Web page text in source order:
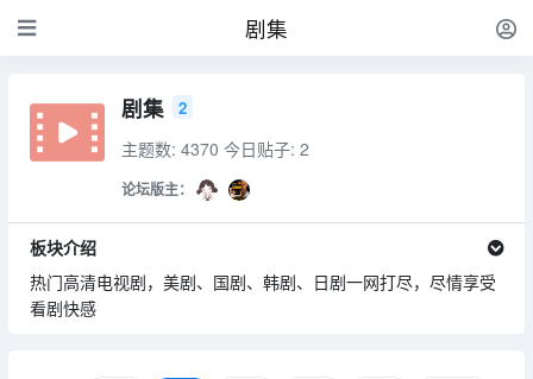
剧集
剧集 2
主题数: 4370 今日贴子: 2
论坛版主：
板块介绍
热门高清电视剧，美剧、国剧、韩剧、日剧一网打尽，尽情享受
看剧快感